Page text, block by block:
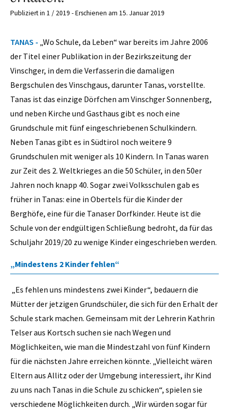
Publiziert in 1 / 2019 - Erschienen am 15. Januar 2019
TANAS - „Wo Schule, da Leben“ war bereits im Jahre 2006
der Titel einer Publikation in der Bezirkszeitung der
Vinschger, in dem die Verfasserin die damaligen
Bergschulen des Vinschgaus, darunter Tanas, vorstellte.
Tanas ist das einzige Dörfchen am Vinschger Sonnenberg,
und neben Kirche und Gasthaus gibt es noch eine
Grundschule mit fünf eingeschriebenen Schulkindern.
Neben Tanas gibt es in Südtirol noch weitere 9
Grundschulen mit weniger als 10 Kindern. In Tanas waren
zur Zeit des 2. Weltkrieges an die 50 Schüler, in den 50er
Jahren noch knapp 40. Sogar zwei Volksschulen gab es
früher in Tanas: eine in Obertels für die Kinder der
Berghöfe, eine für die Tanaser Dorfkinder. Heute ist die
Schule von der endgültigen Schließung bedroht, da für das
Schuljahr 2019/20 zu wenige Kinder eingeschrieben werden.
„Mindestens 2 Kinder fehlen“
„Es fehlen uns mindestens zwei Kinder“, bedauern die
Mütter der jetzigen Grundschüler, die sich für den Erhalt der
Schule stark machen. Gemeinsam mit der Lehrerin Kathrin
Telser aus Kortsch suchen sie nach Wegen und
Möglichkeiten, wie man die Mindestzahl von fünf Kindern
für die nächsten Jahre erreichen könnte. „Vielleicht wären
Eltern aus Allitz oder der Umgebung interessiert, ihr Kind
zu uns nach Tanas in die Schule zu schicken“, spielen sie
verschiedene Möglichkeiten durch. „Wir würden sogar für